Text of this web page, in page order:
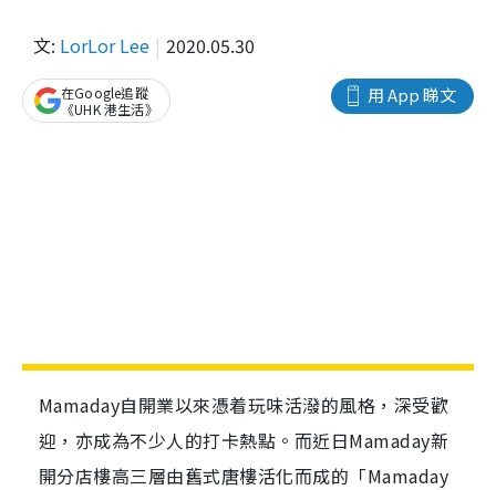
文: LorLor Lee 2020.05.30
用 App 睇文
在Google追蹤
《UHK 港生活》
Mamaday自開業以來憑着玩味活潑的風格，深受歡
迎，亦成為不少人的打卡熱點。而近日Mamaday新
開分店樓高三層由舊式唐樓活化而成的「Mamaday